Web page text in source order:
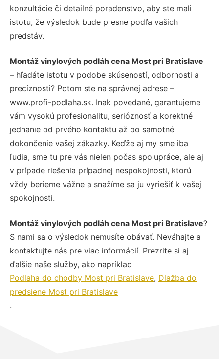
konzultácie či detailné poradenstvo, aby ste mali
istotu, že výsledok bude presne podľa vašich
predstáv.
Montáž vinylových podláh cena Most pri Bratislave
– hľadáte istotu v podobe skúseností, odbornosti a
precíznosti? Potom ste na správnej adrese –
www.profi-podlaha.sk. Inak povedané, garantujeme
vám vysokú profesionalitu, serióznosť a korektné
jednanie od prvého kontaktu až po samotné
dokončenie vašej zákazky. Keďže aj my sme iba
ľudia, sme tu pre vás nielen počas spolupráce, ale aj
v prípade riešenia prípadnej nespokojnosti, ktorú
vždy berieme vážne a snažíme sa ju vyriešiť k vašej
spokojnosti.
Montáž vinylových podláh cena Most pri Bratislave?
S nami sa o výsledok nemusíte obávať. Neváhajte a
kontaktujte nás pre viac informácií. Prezrite si aj
ďalšie naše služby, ako napríklad
Podlaha do chodby Most pri Bratislave, Dlažba do
predsiene Most pri Bratislave
.